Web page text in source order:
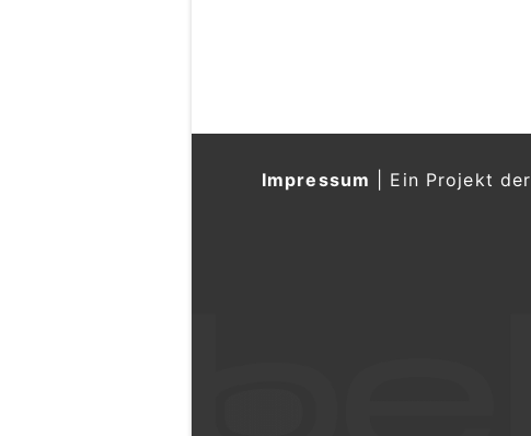
Impressum Ein Projekt der